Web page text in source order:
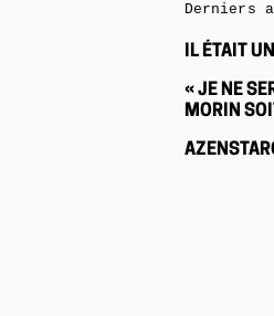
Derniers
IL ÉTAIT
« JE NE
MORIN